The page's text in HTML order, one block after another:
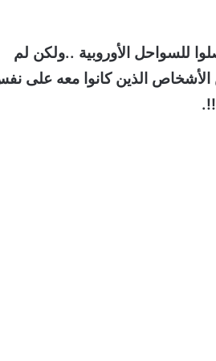
للسواحل الأوروبية ..ولكن لم
الذين كانوا معه على